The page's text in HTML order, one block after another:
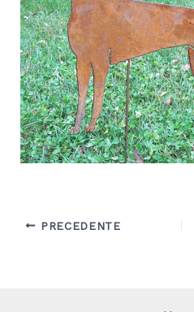
PRECEDENTE